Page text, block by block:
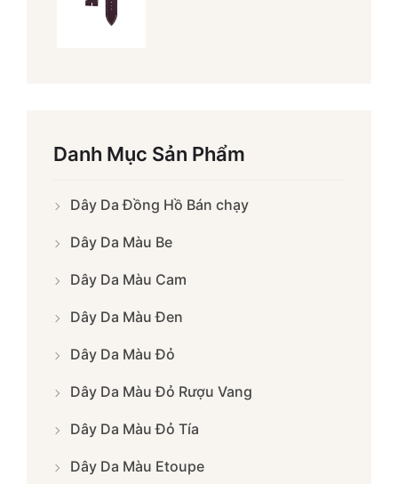
Danh Mục Sản Phẩm
Dây Da Đồng Hồ Bán chạy
Dây Da Màu Be
Dây Da Màu Cam
Dây Da Màu Đen
Dây Da Màu Đỏ
Dây Da Màu Đỏ Rượu Vang
Dây Da Màu Đỏ Tía
Dây Da Màu Etoupe